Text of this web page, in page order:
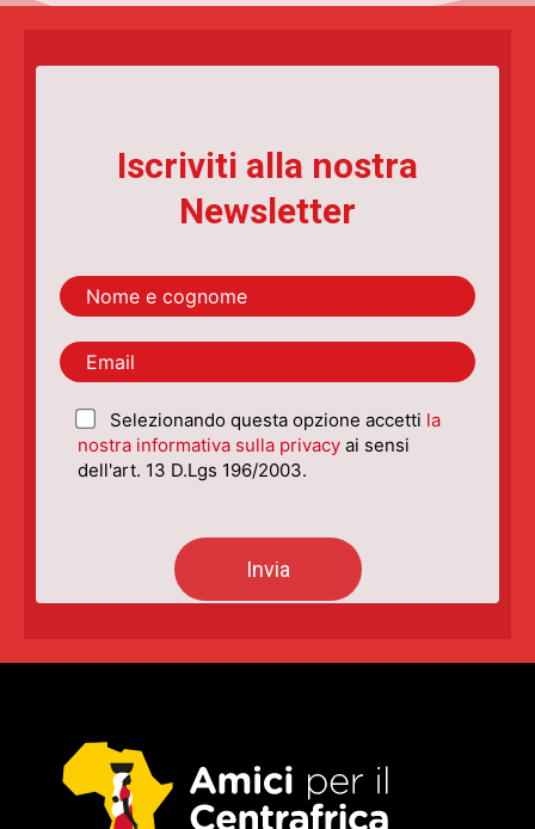
Iscriviti alla nostra
Newsletter
Selezionando questa opzione accetti la
nostra informativa sulla privacy ai sensi
dell'art. 13 D.Lgs 196/2003.